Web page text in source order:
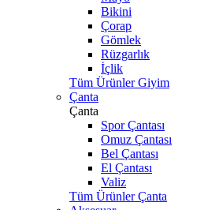
Bikini
Çorap
Gömlek
Rüzgarlık
İçlik
Tüm Ürünler Giyim
Çanta
Çanta
Spor Çantası
Omuz Çantası
Bel Çantası
El Çantası
Valiz
Tüm Ürünler Çanta